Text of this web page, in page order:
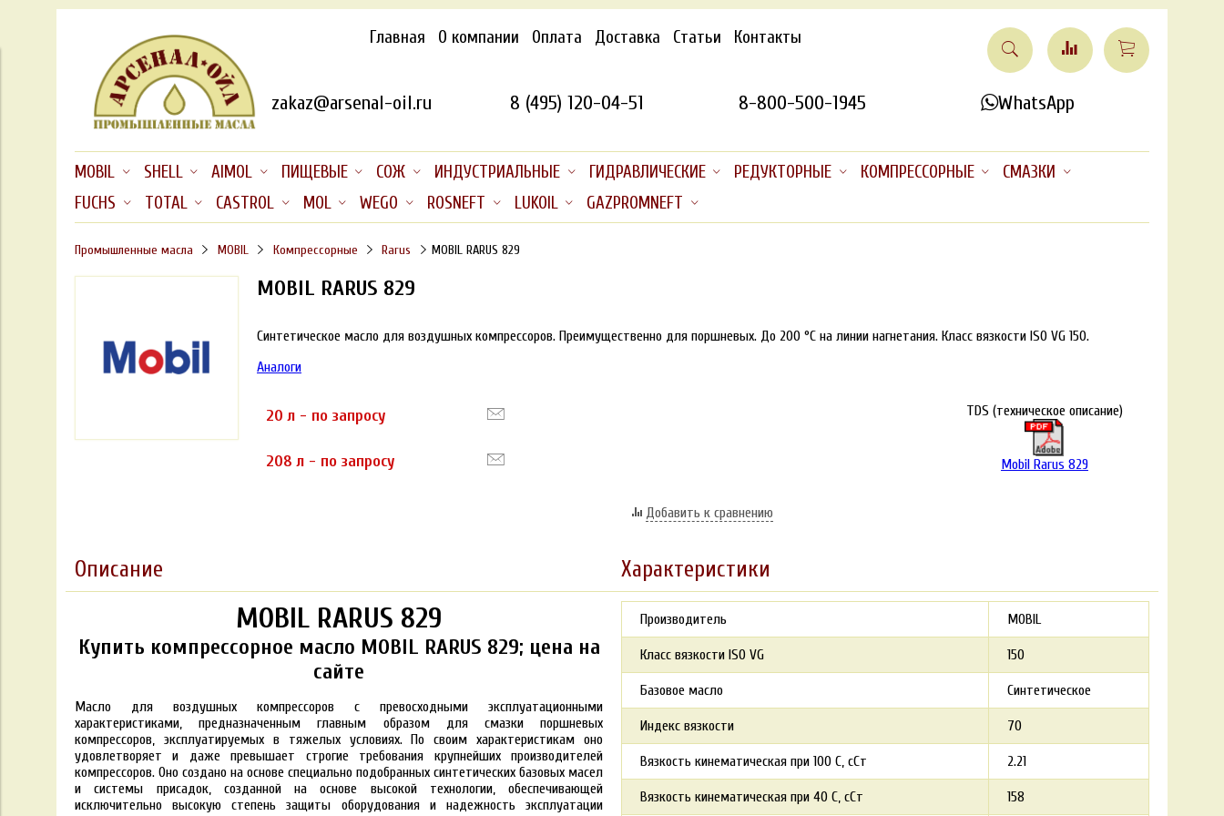
Главная О компании Оплата Доставка Статьи Контакты
zakaz@arsenal-oil.ru 8 (495) 120-04-51 8-800-500-1945 WhatsApp
MOBIL SHELL AIMOL ПИЩЕВЫЕ СОЖ ИНДУСТРИАЛЬНЫЕ ГИДРАВЛИЧЕСКИЕ РЕДУКТОРНЫЕ КОМПРЕССОРНЫЕ
СМАЗКИ
FUCHS
TOTAL CASTROL MOL WEGO ROSNEFT LUKOIL GAZPROMNEFT
Промышленные масла MOBIL Компрессорные Rarus MOBIL RARUS 829
MOBIL RARUS 829
Синтетическое масло для воздушных компрессоров. Преимущественно для поршневых. До 200 °С на линии нагнетания. Класс вязкости ISO VG 150.
Аналоги
20 л - по запросу
208 л - по запросу
TDS (техническое описание)
Mobil Rarus 829
Добавить к сравнению
Описание Характеристики
MOBIL RARUS 829
Купить компрессорное масло MOBIL RARUS 829; цена на
сайте
Масло для воздушных компрессоров с превосходными эксплуатационными
характеристиками, предназначенным главным образом для смазки поршневых
компрессоров, эксплуатируемых в тяжелых условиях. По своим характеристикам оно
удовлетворяет и даже превышает строгие требования крупнейших производителей
компрессоров. Оно создано на основе специально подобранных синтетических базовых масел
и системы присадок, созданной на основе высокой технологии, обеспечивающей
исключительно высокую степень защиты оборудования и надежность эксплуатации
Производитель MOBIL
Класс вязкости ISO VG 150
Базовое масло Синтетическое
Индекс вязкости 70
Вязкость кинематическая при 100 С, сСт 2.21
Вязкость кинематическая при 40 С, сСт 158